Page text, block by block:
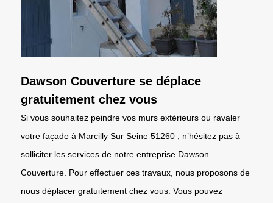
Dawson Couverture se déplace
gratuitement chez vous
Si vous souhaitez peindre vos murs extérieurs ou ravaler
votre façade à Marcilly Sur Seine 51260 ; n’hésitez pas à
solliciter les services de notre entreprise Dawson
Couverture. Pour effectuer ces travaux, nous proposons de
nous déplacer gratuitement chez vous. Vous pouvez